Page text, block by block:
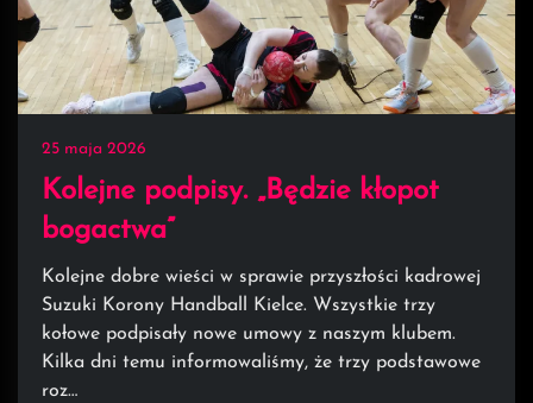
25 maja 2026
Kolejne podpisy. „Będzie kłopot
bogactwa”
Kolejne dobre wieści w sprawie przyszłości kadrowej
Suzuki Korony Handball Kielce. Wszystkie trzy
kołowe podpisały nowe umowy z naszym klubem.
Kilka dni temu informowaliśmy, że trzy podstawowe
roz…